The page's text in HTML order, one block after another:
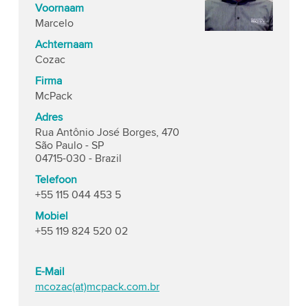
Voornaam
Marcelo
Achternaam
Cozac
Firma
McPack
Adres
Rua Antônio José Borges, 470
São Paulo - SP
04715-030 - Brazil
Telefoon
+55 115 044 453 5
Mobiel
+55 119 824 520 02
E-Mail
mcozac(at)mcpack.com.br